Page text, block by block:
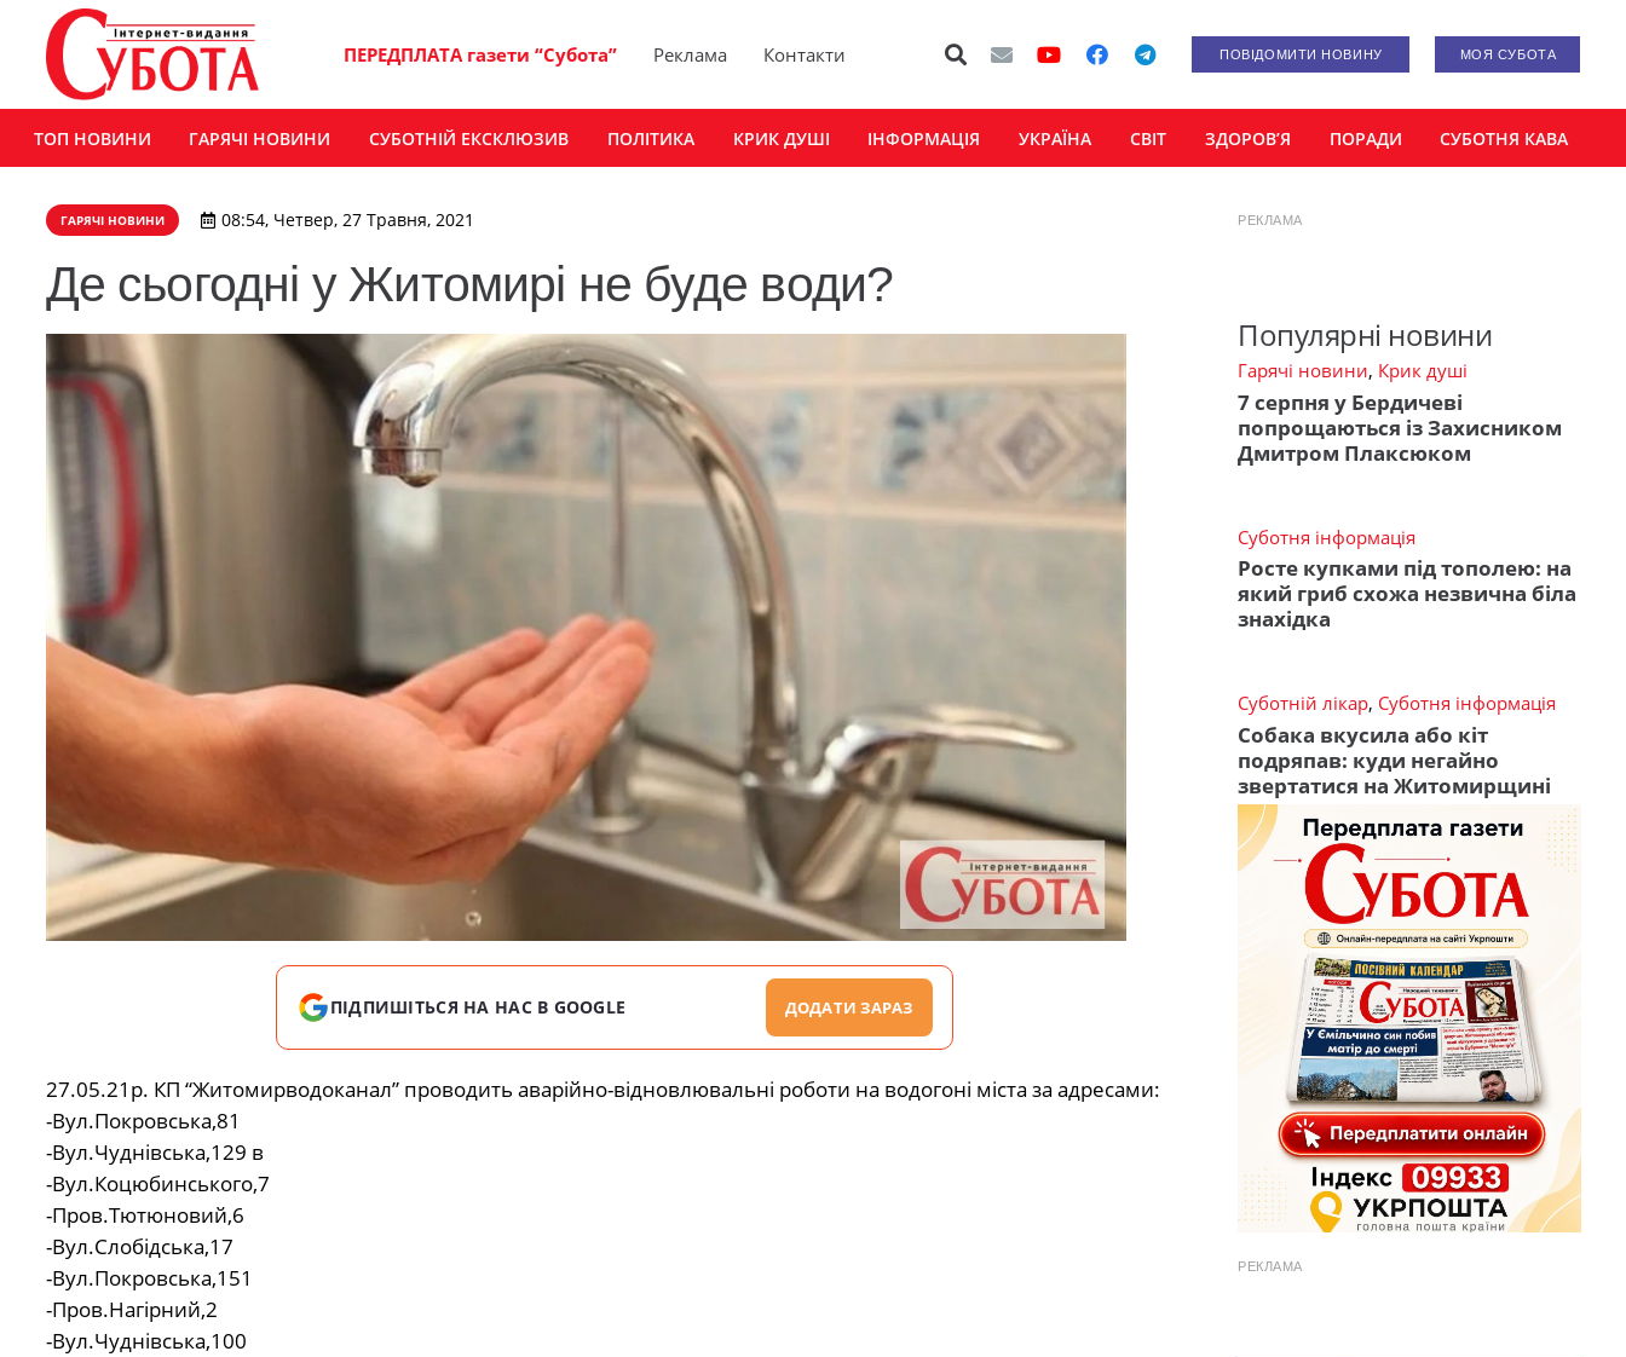
ПЕРЕДПЛАТА газети “Субота” Реклама Контакти ПОВІДОМИТИ НОВИНУ МОЯ СУБОТА
ТОП НОВИНИ ГАРЯЧІ НОВИНИ СУБОТНІЙ ЕКСКЛЮЗИВ ПОЛІТИКА КРИК ДУШІ ІНФОРМАЦІЯ УКРАЇНА СВІТ ЗДОРОВ’Я ПОРАДИ СУБОТНЯ КАВА
ГАРЯЧІ НОВИНИ 08:54, Четвер, 27 Травня, 2021
Де сьогодні у Житомирі не буде води?
ПІДПИШІТЬСЯ НА НАС В GOOGLE ДОДАТИ ЗАРАЗ
27.05.21р. КП “Житомирводоканал” проводить аварійно-відновлювальні роботи на водогоні міста за адресами:
-Вул.Покровська,81
-Вул.Чуднівська,129 в
-Вул.Коцюбинського,7
-Пров.Тютюновий,6
-Вул.Слобідська,17
-Вул.Покровська,151
-Пров.Нагірний,2
-Вул.Чуднівська,100
РЕКЛАМА
Популярні новини
Гарячі новини, Крик душі
7 серпня у Бердичеві
попрощаються із Захисником
Дмитром Плаксюком
Суботня інформація
Росте купками під тополею: на
який гриб схожа незвична біла
знахідка
Суботній лікар, Суботня інформація
Собака вкусила або кіт
подряпав: куди негайно
звертатися на Житомирщині
РЕКЛАМА